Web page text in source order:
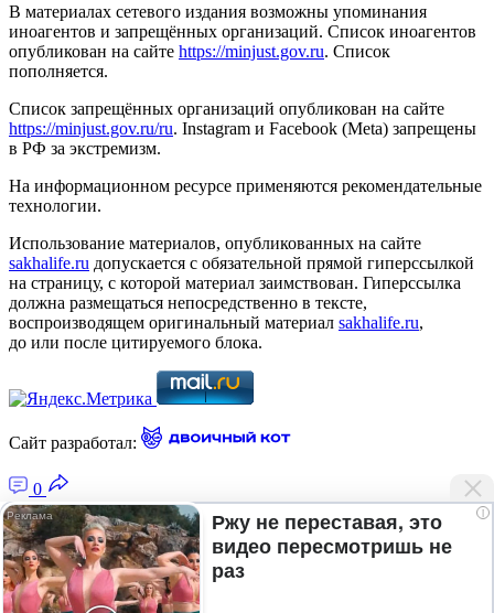
В материалах сетевого издания возможны упоминания
иноагентов и запрещённых организаций. Список иноагентов
опубликован на сайте https://minjust.gov.ru. Список
пополняется.
Список запрещённых организаций опубликован на сайте
https://minjust.gov.ru/ru. Instagram и Facebook (Metа) запрещены
в РФ за экстремизм.
На информационном ресурсе применяются рекомендательные
технологии.
Использование материалов, опубликованных на сайте
sakhalife.ru допускается с обязательной прямой гиперссылкой
на страницу, с которой материал заимствован. Гиперссылка
должна размещаться непосредственно в тексте,
воспроизводящем оригинальный материал sakhalife.ru,
до или после цитируемого блока.
Сайт разработал:
0
Главная — Новости Якутии и мира
Лента новостей
Рубрики
i
Ржу не переставая, это
видео пересмотришь не
раз